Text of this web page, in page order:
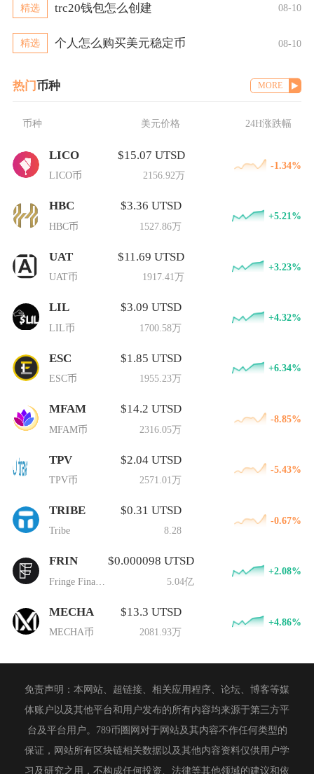
精选 trc20钱包怎么创建 08-10
精选 个人怎么购买美元稳定币 08-10
热门币种 MORE
币种 美元价格 24H涨跌幅
LICO
LICO币
$15.07 UTSD
2156.92万
-1.34%
HBC
HBC币
$3.36 UTSD
1527.86万
+5.21%
UAT
UAT币
$11.69 UTSD
1917.41万
+3.23%
LIL
LIL币
$3.09 UTSD
1700.58万
+4.32%
ESC
ESC币
$1.85 UTSD
1955.23万
+6.34%
MFAM
MFAM币
$14.2 UTSD
2316.05万
-8.85%
TPV
TPV币
$2.04 UTSD
2571.01万
-5.43%
TRIBE
Tribe
$0.31 UTSD
8.28
-0.67%
FRIN $0.000098 UTSD
5.04亿
+2.08%
MECHA
MECHA币
$13.3 UTSD
2081.93万
+4.86%
免责声明：本网站、超链接、相关应用程序、论坛、博客等媒
体账户以及其他平台和用户发布的所有内容均来源于第三方平
台及平台用户。789币圈网对于网站及其内容不作任何类型的
保证，网站所有区块链相关数据以及其他内容资料仅供用户学
习及研究之用，不构成任何投资、法律等其他领域的建议和依